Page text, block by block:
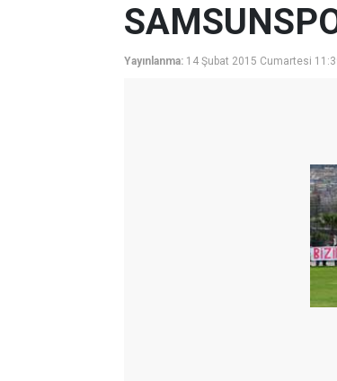
Yayınlanma: 14 Şubat 2015 Cumartesi